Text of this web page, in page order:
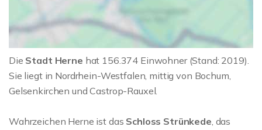
Die Stadt Herne hat 156.374 Einwohner (Stand: 2019).
Sie liegt in Nordrhein-Westfalen, mittig von Bochum,
Gelsenkirchen und Castrop-Rauxel.
Wahrzeichen Herne ist das Schloss Strünkede, das